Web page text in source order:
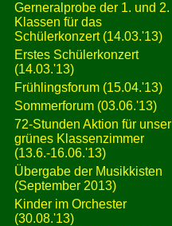
Gerneralprobe der 1. und 2.
Klassen für das
Schülerkonzert (14.03.'13)
Erstes Schülerkonzert
(14.03.'13)
Frühlingsforum (15.04.'13)
Sommerforum (03.06.'13)
72-Stunden Aktion für unser
grünes Klassenzimmer
(13.6.-16.06.'13)
Übergabe der Musikkisten
(September 2013)
Kinder im Orchester
(30.08.'13)